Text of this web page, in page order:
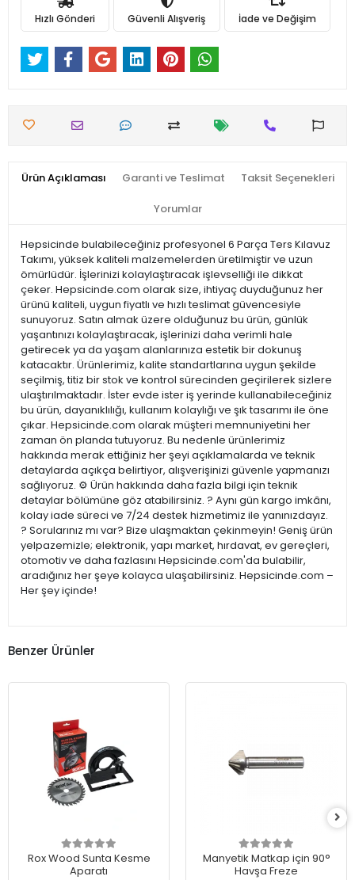
Hızlı Gönderi Güvenli Alışveriş İade ve Değişim
Ürün Açıklaması Garanti ve Teslimat Taksit Seçenekleri
Yorumlar
Hepsicinde bulabileceğiniz profesyonel 6 Parça Ters Kılavuz
Takımı, yüksek kaliteli malzemelerden üretilmiştir ve uzun
ömürlüdür. İşlerinizi kolaylaştıracak işlevselliği ile dikkat
çeker. Hepsicinde.com olarak size, ihtiyaç duyduğunuz her
ürünü kaliteli, uygun fiyatlı ve hızlı teslimat güvencesiyle
sunuyoruz. Satın almak üzere olduğunuz bu ürün, günlük
yaşantınızı kolaylaştıracak, işlerinizi daha verimli hale
getirecek ya da yaşam alanlarınıza estetik bir dokunuş
katacaktır. Ürünlerimiz, kalite standartlarına uygun şekilde
seçilmiş, titiz bir stok ve kontrol sürecinden geçirilerek sizlere
ulaştırılmaktadır. İster evde ister iş yerinde kullanabileceğiniz
bu ürün, dayanıklılığı, kullanım kolaylığı ve şık tasarımı ile öne
çıkar. Hepsicinde.com olarak müşteri memnuniyetini her
zaman ön planda tutuyoruz. Bu nedenle ürünlerimiz
hakkında merak ettiğiniz her şeyi açıklamalarda ve teknik
detaylarda açıkça belirtiyor, alışverişinizi güvenle yapmanızı
sağlıyoruz. ⚙️ Ürün hakkında daha fazla bilgi için teknik
detaylar bölümüne göz atabilirsiniz. ? Aynı gün kargo imkânı,
kolay iade süreci ve 7/24 destek hizmetimiz ile yanınızdayız.
? Sorularınız mı var? Bize ulaşmaktan çekinmeyin! Geniş ürün
yelpazemizle; elektronik, yapı market, hırdavat, ev gereçleri,
otomotiv ve daha fazlasını Hepsicinde.com'da bulabilir,
aradığınız her şeye kolayca ulaşabilirsiniz. Hepsicinde.com –
Her şey içinde!
Benzer Ürünler
Rox Wood Sunta Kesme
Aparatı
Manyetik Matkap için 90°
Havşa Freze